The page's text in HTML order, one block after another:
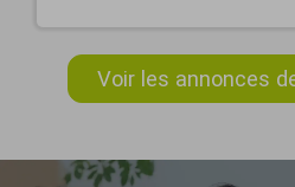
Voir les annonces